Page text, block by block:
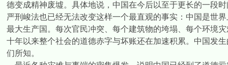
德变成精神废墟。具体地说，中国在今后以至于更长的一段
严刑峻法也已经无法改变这样一个最直观的事实：中国是世
最大生产国。每次官民冲突、每个建筑物的垮塌、每个环境
十年以来整个社会的道德赤字与坏账还在加速积累。中国发
们所知。